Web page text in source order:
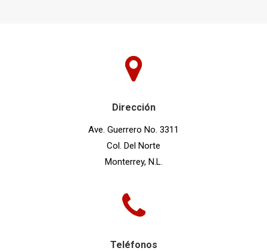
Dirección
Ave. Guerrero No. 3311
Col. Del Norte
Monterrey, N.L.
Teléfonos